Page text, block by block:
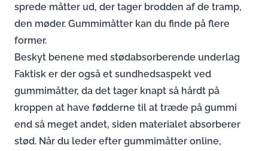
sprede måtter ud, der tager brodden af de tramp,
den møder. Gummimåtter kan du finde på flere
former.
Beskyt benene med stødabsorberende underlag
Faktisk er der også et sundhedsaspekt ved
gummimåtter, da det tager knapt så hårdt på
kroppen at have fødderne til at træde på gummi
end så meget andet, siden materialet absorberer
stød. Når du leder efter gummimåtter online,